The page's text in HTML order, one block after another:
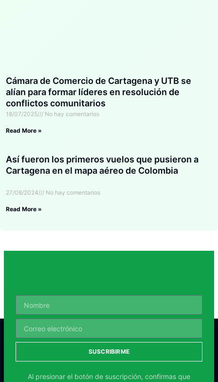
Cámara de Comercio de Cartagena y UTB se
alían para formar líderes en resolución de
conflictos comunitarios
18/07/2025 No hay comentarios
Read More »
Así fueron los primeros vuelos que pusieron a
Cartagena en el mapa aéreo de Colombia
27/08/2024 No hay comentarios
Read More »
SUSCRIBIRME
Al presionar el botón de suscripción, confirmas que